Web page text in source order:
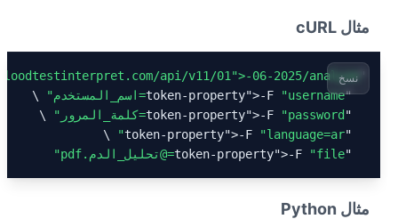
مثال cURL
api/v11/01 ">-06-2025/analyze"
"token-property"
>-F "username=اسم_المستخدم"
"token-property"
>-F "password=كلمة_المرور"
"token-property"
>-F "language=ar"
"token-property"
>-F "file=@تحليل_الدم.pdf"
نسخ
مثال Python